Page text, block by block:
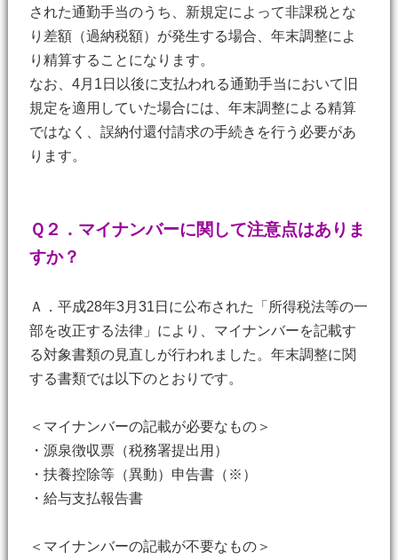
された通勤手当のうち、新規定によって非課税とな
り差額（過納税額）が発生する場合、年末調整によ
り精算することになります。
なお、4月1日以後に支払われる通勤手当において旧
規定を適用していた場合には、年末調整による精算
ではなく、誤納付還付請求の手続きを行う必要があ
ります。
Ｑ２．マイナンバーに関して注意点はありま
すか？
Ａ．平成28年3月31日に公布された「所得税法等の一
部を改正する法律」により、マイナンバーを記載す
る対象書類の見直しが行われました。年末調整に関
する書類では以下のとおりです。
＜マイナンバーの記載が必要なもの＞
・源泉徴収票（税務署提出用）
・扶養控除等（異動）申告書（※）
・給与支払報告書
＜マイナンバーの記載が不要なもの＞